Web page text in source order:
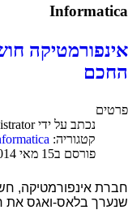
Informatica
אינפורמטיקה
החכם
פרטים
נכתב על ידי
קטגוריה:
פורסם ב15 מאי 2014
חברת אינפורמטיקה,
שנערך בלאס-ואגס את